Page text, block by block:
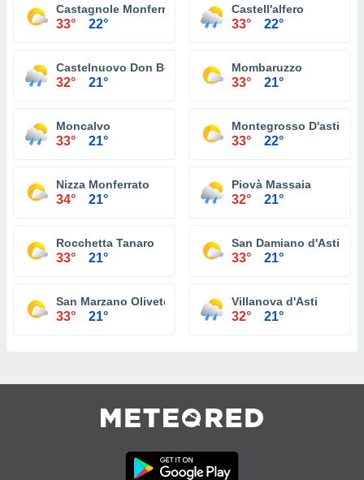
Castagnole Monferrato
33° 22°
Castell'alfero
33° 22°
Castelnuovo Don Bosco
32° 21°
Mombaruzzo
33° 21°
Moncalvo
33° 21°
Montegrosso D'asti
33° 22°
Nizza Monferrato
34° 21°
Piovà Massaia
32° 21°
Rocchetta Tanaro
33° 21°
San Damiano d'Asti
33° 21°
San Marzano Oliveto
33° 21°
Villanova d'Asti
32° 21°